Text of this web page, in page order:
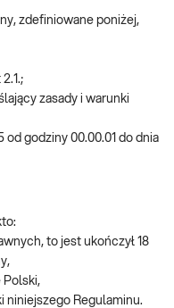
zdefiniowane poniżej,
zasady i warunki
godziny 00.00.01 do dnia
to jest ukończył 18
Polski,
niniejszego Regulaminu.